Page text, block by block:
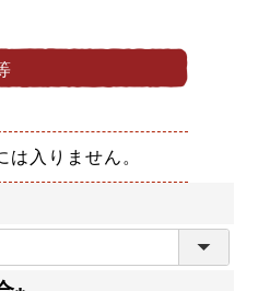
は入りません。